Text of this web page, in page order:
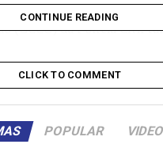
equipe da Gerência de
(GCCO) da Polícia Civil
conhecimento do
equipes da região fizeram
de fuga desses
empenho de todas
CONTINUE READING
CLICK TO COMMENT
POPULAR